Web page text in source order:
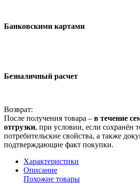
Банковскими картами
Безналичный расчет
Возврат:
После получения товара – в течение
отгрузки, при условии, если сохранён
потребительские свойства, а также
подтверждающие факт покупки.
Характеристики
Описание
Похожие товары